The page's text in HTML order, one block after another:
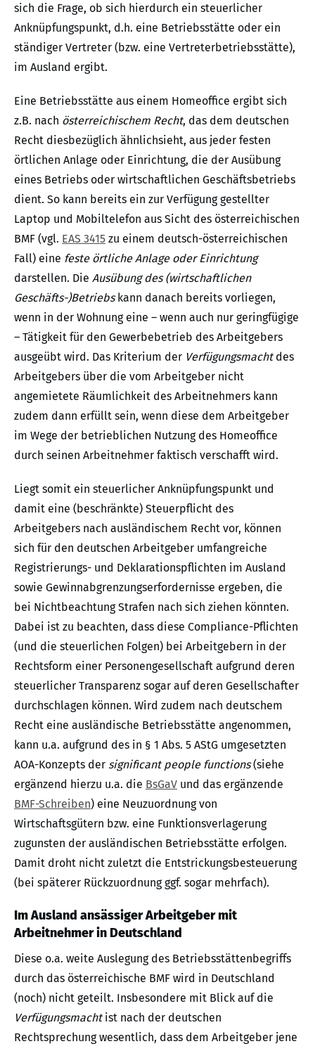
sich die Frage, ob sich hierdurch ein steuerlicher
Anknüpfungspunkt, d.h. eine Betriebsstätte oder ein
ständiger Vertreter (bzw. eine Vertreterbetriebsstätte),
im Ausland ergibt.
Eine Betriebsstätte aus einem Homeoffice ergibt sich
z.B. nach österreichischem Recht, das dem deutschen
Recht diesbezüglich ähnlichsieht, aus jeder festen
örtlichen Anlage oder Einrichtung, die der Ausübung
eines Betriebs oder wirtschaftlichen Geschäftsbetriebs
dient. So kann bereits ein zur Verfügung gestellter
Laptop und Mobiltelefon aus Sicht des österreichi­schen
BMF (vgl. EAS 3415 zu einem deutsch-österreichischen
Fall) eine feste örtliche Anlage oder Einrichtung
darstellen. Die Ausübung des (wirtschaftlichen
Geschäfts-)Betriebskann danach bereits vorliegen,
wenn in der Wohnung eine – wenn auch nur geringfügige
– Tätigkeit für den Gewerbebetrieb des Arbeitgebers
ausgeübt wird. Das Kriterium der Verfügungsmachtdes
Arbeitgebers über die vom Arbeitgeber nicht
angemietete Räumlichkeit des Arbeitnehmers kann
zudem dann erfüllt sein, wenn diese dem Arbeitgeber
im Wege der betrieblichen Nutzung des Homeoffice
durch seinen Arbeitnehmer faktisch verschafft wird.
Liegt somit ein steuerlicher Anknüpfungspunkt und
damit eine (beschränkte) Steuerpflicht des
Arbeitgebers nach ausländischem Recht vor, können
sich für den deutschen Arbeitgeber umfangreiche
Registrierungs- und Deklarationspflichten im Ausland
sowie Gewinnabgren­zungserfordernisse ergeben, die
bei Nichtbeachtung Strafen nach sich ziehen könnten.
Dabei ist zu beachten, dass diese Compliance-Pflichten
(und die steuerlichen Folgen) bei Arbeitgebern in der
Rechtsform einer Personengesellschaft aufgrund deren
steuerlicher Transparenz sogar auf deren Gesellschafter
durchschlagen können. Wird zudem nach deutschem
Recht eine ausländische Betriebsstätte angenommen,
kann u.a. aufgrund des in § 1 Abs. 5 AStG umgesetzten
AOA-Konzepts der significant people functions(siehe
ergänzend hierzu u.a. die BsGaV und das ergänzende
BMF-Schreiben) eine Neuzuordnung von
Wirtschaftsgütern bzw. eine Funktionsverlagerung
zugunsten der ausländischen Betriebsstätte erfolgen.
Damit droht nicht zuletzt die Entstrickungsbesteuerung
(bei späterer Rückzuordnung ggf. sogar mehrfach).
Im Ausland ansässiger Arbeitgeber mit
Arbeitnehmer in Deutschland
Diese o.a. weite Auslegung des Betriebsstättenbegriffs
durch das österreichische BMF wird in Deutschland
(noch) nicht geteilt. Insbesondere mit Blick auf die
Verfügungsmachtist nach der deutschen
Rechtsprechung wesentlich, dass dem Arbeitgeber jene